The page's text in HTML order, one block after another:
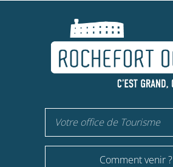
Votre office de Tourisme
Comment venir ?